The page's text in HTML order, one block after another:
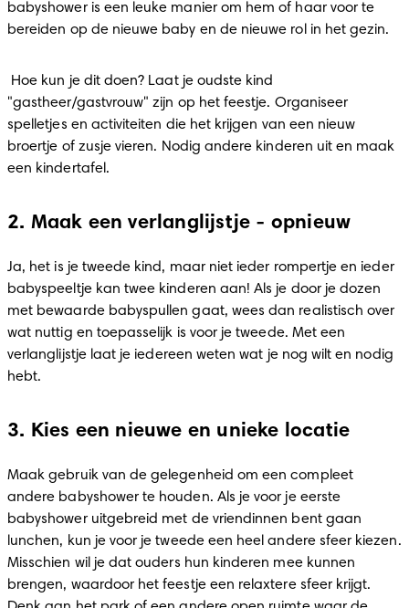
babyshower is een leuke manier om hem of haar voor te
bereiden op de nieuwe baby en de nieuwe rol in het gezin.
"gastheer/gastvrouw" zijn op het feestje. Organiseer
spelletjes en activiteiten die het krijgen van een nieuw
broertje of zusje vieren. Nodig andere kinderen uit en maak
een kindertafel.
2. Maak een verlanglijstje - opnieuw
Ja, het is je tweede kind, maar niet ieder rompertje en ieder
babyspeeltje kan twee kinderen aan! Als je door je dozen
met bewaarde babyspullen gaat, wees dan realistisch over
wat nuttig en toepasselijk is voor je tweede. Met een
verlanglijstje laat je iedereen weten wat je nog wilt en nodig
hebt.
3. Kies een nieuwe en unieke locatie
Maak gebruik van de gelegenheid om een compleet
andere babyshower te houden. Als je voor je eerste
babyshower uitgebreid met de vriendinnen bent gaan
lunchen, kun je voor je tweede een heel andere sfeer kiezen.
Misschien wil je dat ouders hun kinderen mee kunnen
brengen, waardoor het feestje een relaxtere sfeer krijgt.